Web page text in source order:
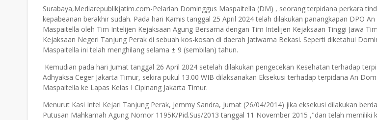
Surabaya,Mediarepublikjatim.com-Pelarian Dominggus Maspaitella (DM) , seorang terpidana perkara
kepabeanan berakhir sudah. Pada hari Kamis tanggal 25 April 2024 telah dilakukan panangkapan DPO
Maspaitella oleh Tim Intelijen Kejaksaan Agung Bersama dengan Tim Intelijen Kejaksaan Tinggi Jawa
Kejaksaan Negeri Tanjung Perak di sebuah kos-kosan di daerah Jatiwarna Bekasi. Seperti diketahui
Maspaitella ini telah menghilang selama ± 9 (sembilan) tahun.
Kemudian pada hari Jumat tanggal 26 April 2024 setelah dilakukan pengecekan Kesehatan terhadap
Adhyaksa Ceger Jakarta Timur, sekira pukul 13.00 WIB dilaksanakan Eksekusi terhadap terpidana An
Maspaitella ke Lapas Kelas I Cipinang Jakarta Timur.
Menurut Kasi Intel Kejari Tanjung Perak, Jemmy Sandra, Jumat (26/04/2014) jika eksekusi dilakukan
Putusan Mahkamah Agung Nomor 1195K/Pid.Sus/2013 tanggal 11 November 2015 ,"dan telah memiliki